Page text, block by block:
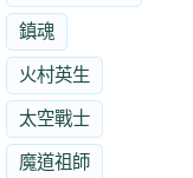
鎮魂
火村英生
太空戰士
魔道祖師